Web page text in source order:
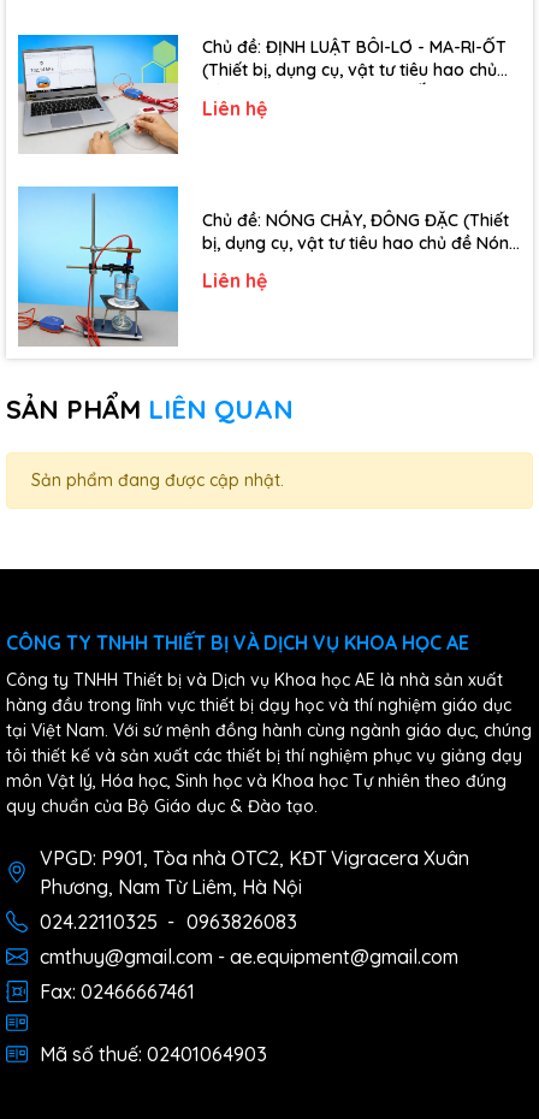
Chủ đề: ĐỊNH LUẬT BÔI-LƠ - MA-RI-ỐT
(Thiết bị, dụng cụ, vật tư tiêu hao chủ
Liên hệ
Chủ đề: NÓNG CHẢY, ĐÔNG ĐẶC (Thiết
bị, dụng cụ, vật tư tiêu hao chủ đề Nóng
Liên hệ
SẢN PHẨM LIÊN QUAN
Sản phẩm đang được cập nhật.
CÔNG TY TNHH THIẾT BỊ VÀ DỊCH VỤ KHOA HỌC AE
Công ty TNHH Thiết bị và Dịch vụ Khoa học AE là nhà sản xuất
hàng đầu trong lĩnh vực thiết bị dạy học và thí nghiệm giáo dục
tại Việt Nam. Với sứ mệnh đồng hành cùng ngành giáo dục, chúng
tôi thiết kế và sản xuất các thiết bị thí nghiệm phục vụ giảng dạy
môn Vật lý, Hóa học, Sinh học và Khoa học Tự nhiên theo đúng
quy chuẩn của Bộ Giáo dục & Đào tạo.
VPGD: P901, Tòa nhà OTC2, KĐT Vigracera Xuân
Phương, Nam Từ Liêm, Hà Nội
024.22110325 - 0963826083
cmthuy@gmail.com - ae.equipment@gmail.com
Fax: 02466667461
Mã số thuế: 02401064903